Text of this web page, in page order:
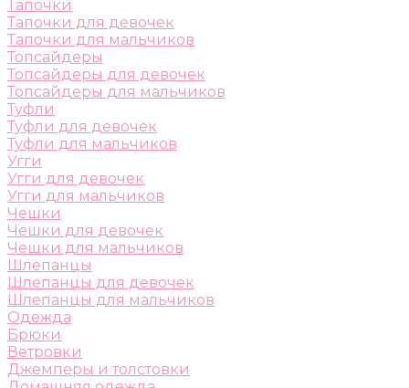
Тапочки
Тапочки для девочек
Тапочки для мальчиков
Топсайдеры
Топсайдеры для девочек
Топсайдеры для мальчиков
Туфли
Туфли для девочек
Туфли для мальчиков
Угги
Угги для девочек
Угги для мальчиков
Чешки
Чешки для девочек
Чешки для мальчиков
Шлепанцы
Шлепанцы для девочек
Шлепанцы для мальчиков
Одежда
Брюки
Ветровки
Джемперы и толстовки